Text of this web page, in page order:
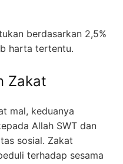
berdasarkan 2,5%
harta tertentu.
Zakat
mal, keduanya
Allah SWT dan
sosial. Zakat
terhadap sesama